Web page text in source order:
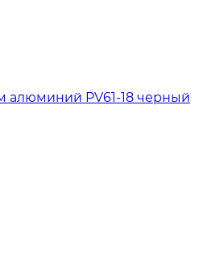
алюминий PV61-18 черный